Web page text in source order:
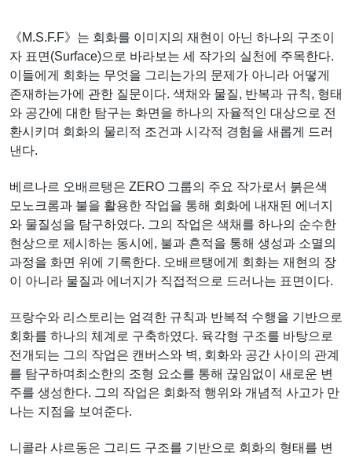
《M.S.F.F》는 회화를 이미지의 재현이 아닌 하나의 구조이
자 표면(Surface)으로 바라보는 세 작가의 실천에 주목한다.
이들에게 회화는 무엇을 그리는가의 문제가 아니라 어떻게
존재하는가에 관한 질문이다. 색채와 물질, 반복과 규칙, 형태
와 공간에 대한 탐구는 화면을 하나의 자율적인 대상으로 전
환시키며 회화의 물리적 조건과 시각적 경험을 새롭게 드러
낸다.
베르나르 오배르탱은 ZERO 그룹의 주요 작가로서 붉은색
모노크롬과 불을 활용한 작업을 통해 회화에 내재된 에너지
와 물질성을 탐구하였다. 그의 작업은 색채를 하나의 순수한
현상으로 제시하는 동시에, 불과 흔적을 통해 생성과 소멸의
과정을 화면 위에 기록한다. 오배르탱에게 회화는 재현의 장
이 아니라 물질과 에너지가 직접적으로 드러나는 표면이다.
프랑수와 리스토리는 엄격한 규칙과 반복적 수행을 기반으로
회화를 하나의 체계로 구축하였다. 육각형 구조를 바탕으로
전개되는 그의 작업은 캔버스와 벽, 회화와 공간 사이의 관계
를 탐구하며최소한의 조형 요소를 통해 끊임없이 새로운 변
주를 생성한다. 그의 작업은 회화적 행위와 개념적 사고가 만
나는 지점을 보여준다.
니콜라 샤르동은 그리드 구조를 기반으로 회화의 형태를 변